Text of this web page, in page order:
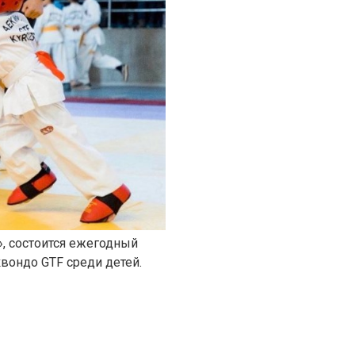
состоится ежегодный
GTF среди детей.